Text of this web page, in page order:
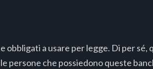
obbligati a usare per legge. Di per
persone che possiedono queste